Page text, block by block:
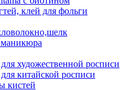
клей для фольги
художественной росписи
китайской росписи
кистей